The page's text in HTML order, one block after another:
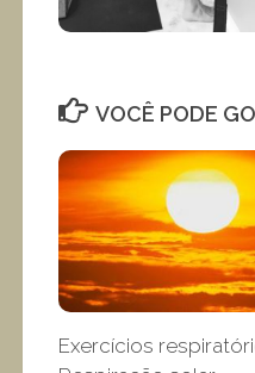
VOCÊ PODE
Exercícios